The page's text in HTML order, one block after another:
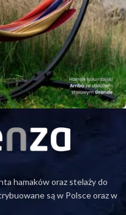
hamaków oraz stelaży do
są w Polsce oraz w